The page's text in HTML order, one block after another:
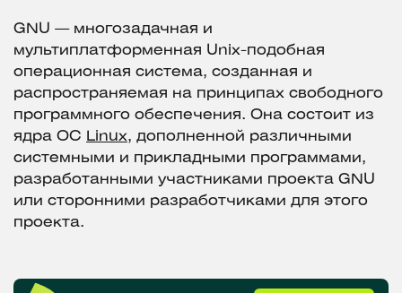
GNU — многозадачная и
мультиплатформенная Unix-подобная
операционная система, созданная и
распространяемая на принципах свободного
программного обеспечения. Она состоит из
ядра OC Linux, дополненной различными
системными и прикладными программами,
разработанными участниками проекта GNU
или сторонними разработчиками для этого
проекта.